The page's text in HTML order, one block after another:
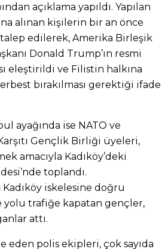
açıklama yapıldı. Yapılan
alınan kişilerin bir an önce
talep edilerek, Amerika Birleşik
Donald Trump’ın resmi
eleştirildi ve Filistin halkına
bırakılması gerektiği ifade
ayağında ise NATO ve
Gençlik Birliği üyeleri,
amacıyla Kadıköy’deki
toplandı.
iskelesine doğru
yolu trafiğe kapatan gençler,
attı.
eden polis ekipleri, çok sayıda